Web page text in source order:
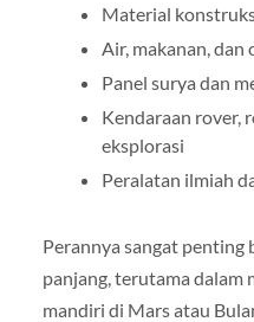
Material
Air, makanan, dan
Panel surya dan
Kendaraan rover,
eksplorasi
Peralatan ilmiah
Perannya sangat penting
panjang, terutama dalam
mandiri di Mars atau